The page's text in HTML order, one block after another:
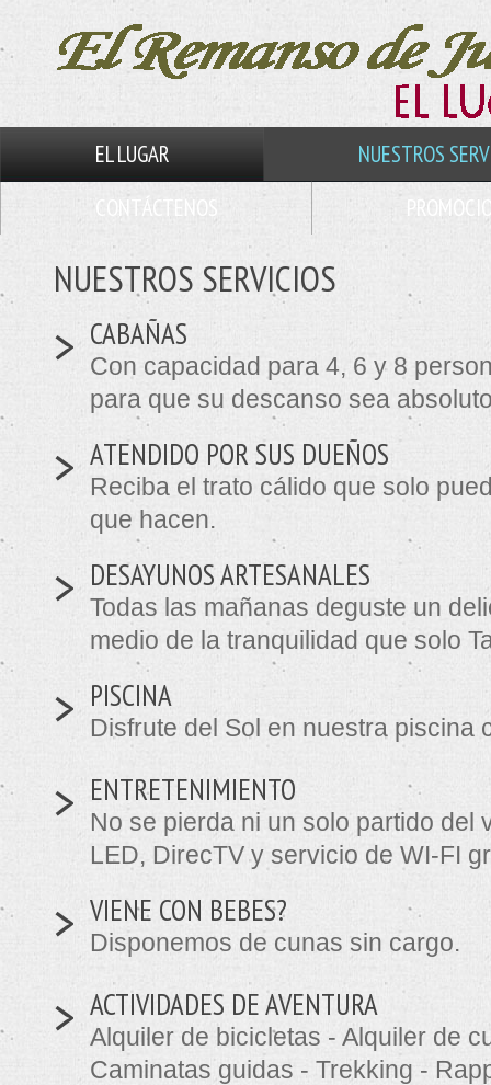
EL LUGAR
NUESTROS
CONTÁCTENOS
NUESTROS SERVICIOS
> CABAÑAS
Con capacidad para 4, 6 y 8
para que su descanso sea
> ATENDIDO POR SUS DUEÑOS
Reciba el trato cálido que solo
que hacen.
> DESAYUNOS ARTESANALES
Todas las mañanas deguste un
medio de la tranquilidad que solo
> PISCINA
Disfrute del Sol en nuestra piscina
> ENTRETENIMIENTO
No se pierda ni un solo partido del
LED, DirecTV y servicio de WI-FI
> VIENE CON BEBES?
Disponemos de cunas sin cargo.
> ACTIVIDADES DE AVENTURA
Alquiler de bicicletas - Alquiler de
Caminatas guidas - Trekking -